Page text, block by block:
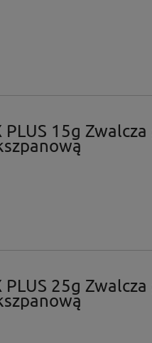
PLUS 15g
PLUS 25g